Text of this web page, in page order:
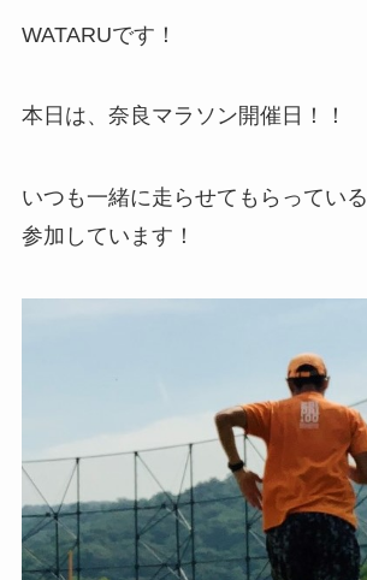
WATARUです！
本日は、奈良マラソン開催日！！
いつも一緒に走らせてもらってい
参加しています！